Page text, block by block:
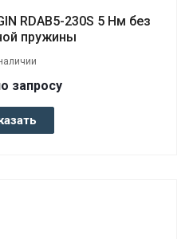
RDAB5-230S 5 Нм без
пружины
запросу